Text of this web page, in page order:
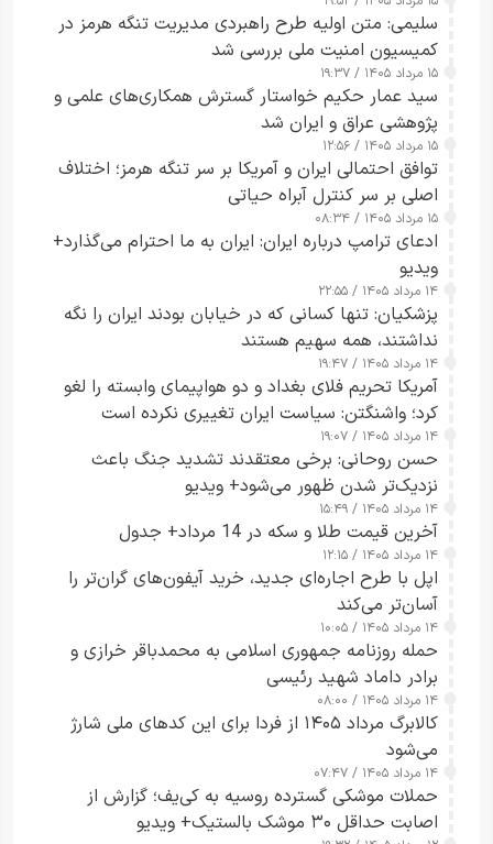
سلیمی: متن اولیه طرح راهبردی مدیریت تنگه هرمز در
کمیسیون امنیت ملی بررسی شد
۱۵ مرداد ۱۴۰۵ / ۱۹:۳۷
سید عمار حکیم خواستار گسترش همکاری‌های علمی و
پژوهشی عراق و ایران شد
۱۵ مرداد ۱۴۰۵ / ۱۲:۵۶
توافق احتمالی ایران و آمریکا بر سر تنگه هرمز؛ اختلاف
اصلی بر سر کنترل آبراه حیاتی
۱۵ مرداد ۱۴۰۵ / ۰۸:۳۴
ادعای ترامپ درباره ایران: ایران به ما احترام می‌گذارد+
ویدیو
۱۴ مرداد ۱۴۰۵ / ۲۲:۵۵
پزشکیان: تنها کسانی که در خیابان بودند ایران را نگه
نداشتند، همه سهیم هستند
۱۴ مرداد ۱۴۰۵ / ۱۹:۴۷
آمریکا تحریم فلای بغداد و دو هواپیمای وابسته را لغو
کرد؛ واشنگتن: سیاست ایران تغییری نکرده است
۱۴ مرداد ۱۴۰۵ / ۱۹:۰۷
حسن روحانی: برخی معتقدند تشدید جنگ باعث
نزدیک‌تر شدن ظهور می‌شود+ ویدیو
۱۴ مرداد ۱۴۰۵ / ۱۵:۴۹
آخرین قیمت طلا و سکه در 14 مرداد+ جدول
۱۴ مرداد ۱۴۰۵ / ۱۲:۱۵
اپل با طرح اجاره‌ای جدید، خرید آیفون‌های گران‌تر را
آسان‌تر می‌کند
۱۴ مرداد ۱۴۰۵ / ۱۰:۰۵
حمله روزنامه جمهوری اسلامی به محمدباقر خرازی و
برادر داماد شهید رئیسی
۱۴ مرداد ۱۴۰۵ / ۰۸:۰۰
کالابرگ مرداد ۱۴۰۵ از فردا برای این کدهای ملی شارژ
می‌شود
۱۴ مرداد ۱۴۰۵ / ۰۷:۴۷
حملات موشکی گسترده روسیه به کی‌یف؛ گزارش از
اصابت حداقل ۳۰ موشک بالستیک+ ویدیو